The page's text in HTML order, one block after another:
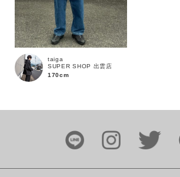
taiga
SUPER SHOP 出雲店
170cm